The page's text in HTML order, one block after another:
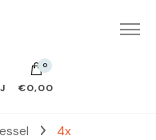
0
€0,00
4x